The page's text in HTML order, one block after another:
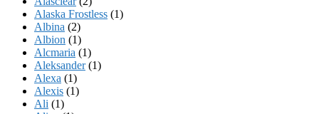
Alaska Frostless (1)
Albina (2)
Albion (1)
Alcmaria (1)
Aleksander(1)
Alexa (1)
Alexis (1)
Ali (1)